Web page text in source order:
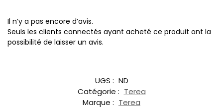
Il n’y a pas encore d’avis.
Seuls les clients connectés ayant acheté ce produit ont la
possibilité de laisser un avis.
UGS : ND
Catégorie : Terea
Marque : Terea